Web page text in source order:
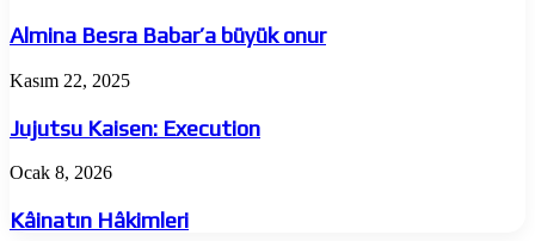
Babar’a
büyük
onur
Almina Besra Babar’a büyük onur
Jujutsu
Execution
Kasım 22, 2025
Jujutsu Kaisen: Execution
Kâinatın
Ocak 8, 2026
Kâinatın Hâkimleri